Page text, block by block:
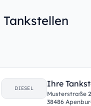
DIESEL Ihre
Musterstraße 2
38486